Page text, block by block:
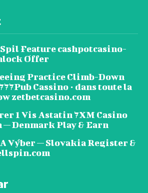
Feature cashpotcasino-
Offer
Practice Climb-Down
Cassino · dans toute la
zetbetcasino.com
1 Vis Astatin 7XM Casino
— Denmark Play & Earn
Výber — Slovakia Register &